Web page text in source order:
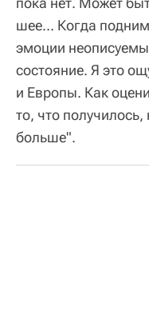
шее... Когда
эмоции
состояние. Я это
и Европы. Как
то, что
больше".